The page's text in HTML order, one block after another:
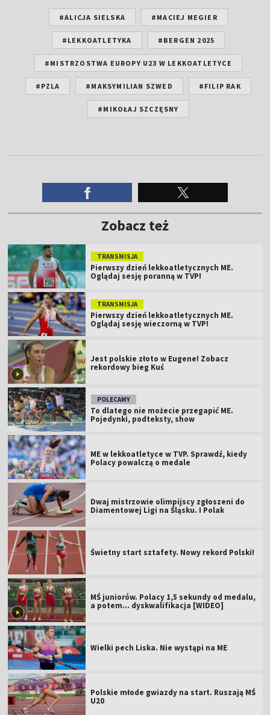
#ALICJA SIELSKA #MACIEJ MEGIER
#LEKKOATLETYKA #BERGEN 2025
#MISTRZOSTWA EUROPY U23 W LEKKOATLETYCE
#PZLA #MAKSYMILIAN SZWED #FILIP RAK
#MIKOŁAJ SZCZĘSNY
Zobacz też
TRANSMISJA
Pierwszy dzień lekkoatletycznych ME.
Oglądaj sesję poranną w TVP!
TRANSMISJA
Pierwszy dzień lekkoatletycznych ME.
Oglądaj sesję wieczorną w TVP!
Jest polskie złoto w Eugene! Zobacz
rekordowy bieg Kuś
POLECAMY
To dlatego nie możecie przegapić ME.
Pojedynki, podteksty, show
ME w lekkoatletyce w TVP. Sprawdź, kiedy
Polacy powalczą o medale
Dwaj mistrzowie olimpijscy zgłoszeni do
Diamentowej Ligi na Śląsku. I Polak
Świetny start sztafety. Nowy rekord Polski!
MŚ juniorów. Polacy 1,5 sekundy od medalu,
a potem... dyskwalifikacja [WIDEO]
Wielki pech Liska. Nie wystąpi na ME
Polskie młode gwiazdy na start. Ruszają MŚ
U20